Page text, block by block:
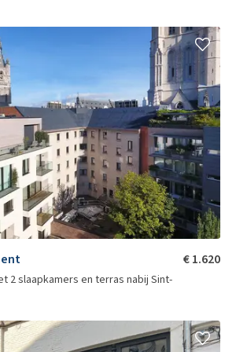
verdient ook een aparte vermelding als
Het oudste overdekte zwembad van
in de 19de eeuw en werd in 2001
Het art-decointerieur, de
en de ligging aan de Portus Ganda
tot een unieke plek in Gent en ver
€ 1.620
2 slaapkamers en terras nabij Sint-